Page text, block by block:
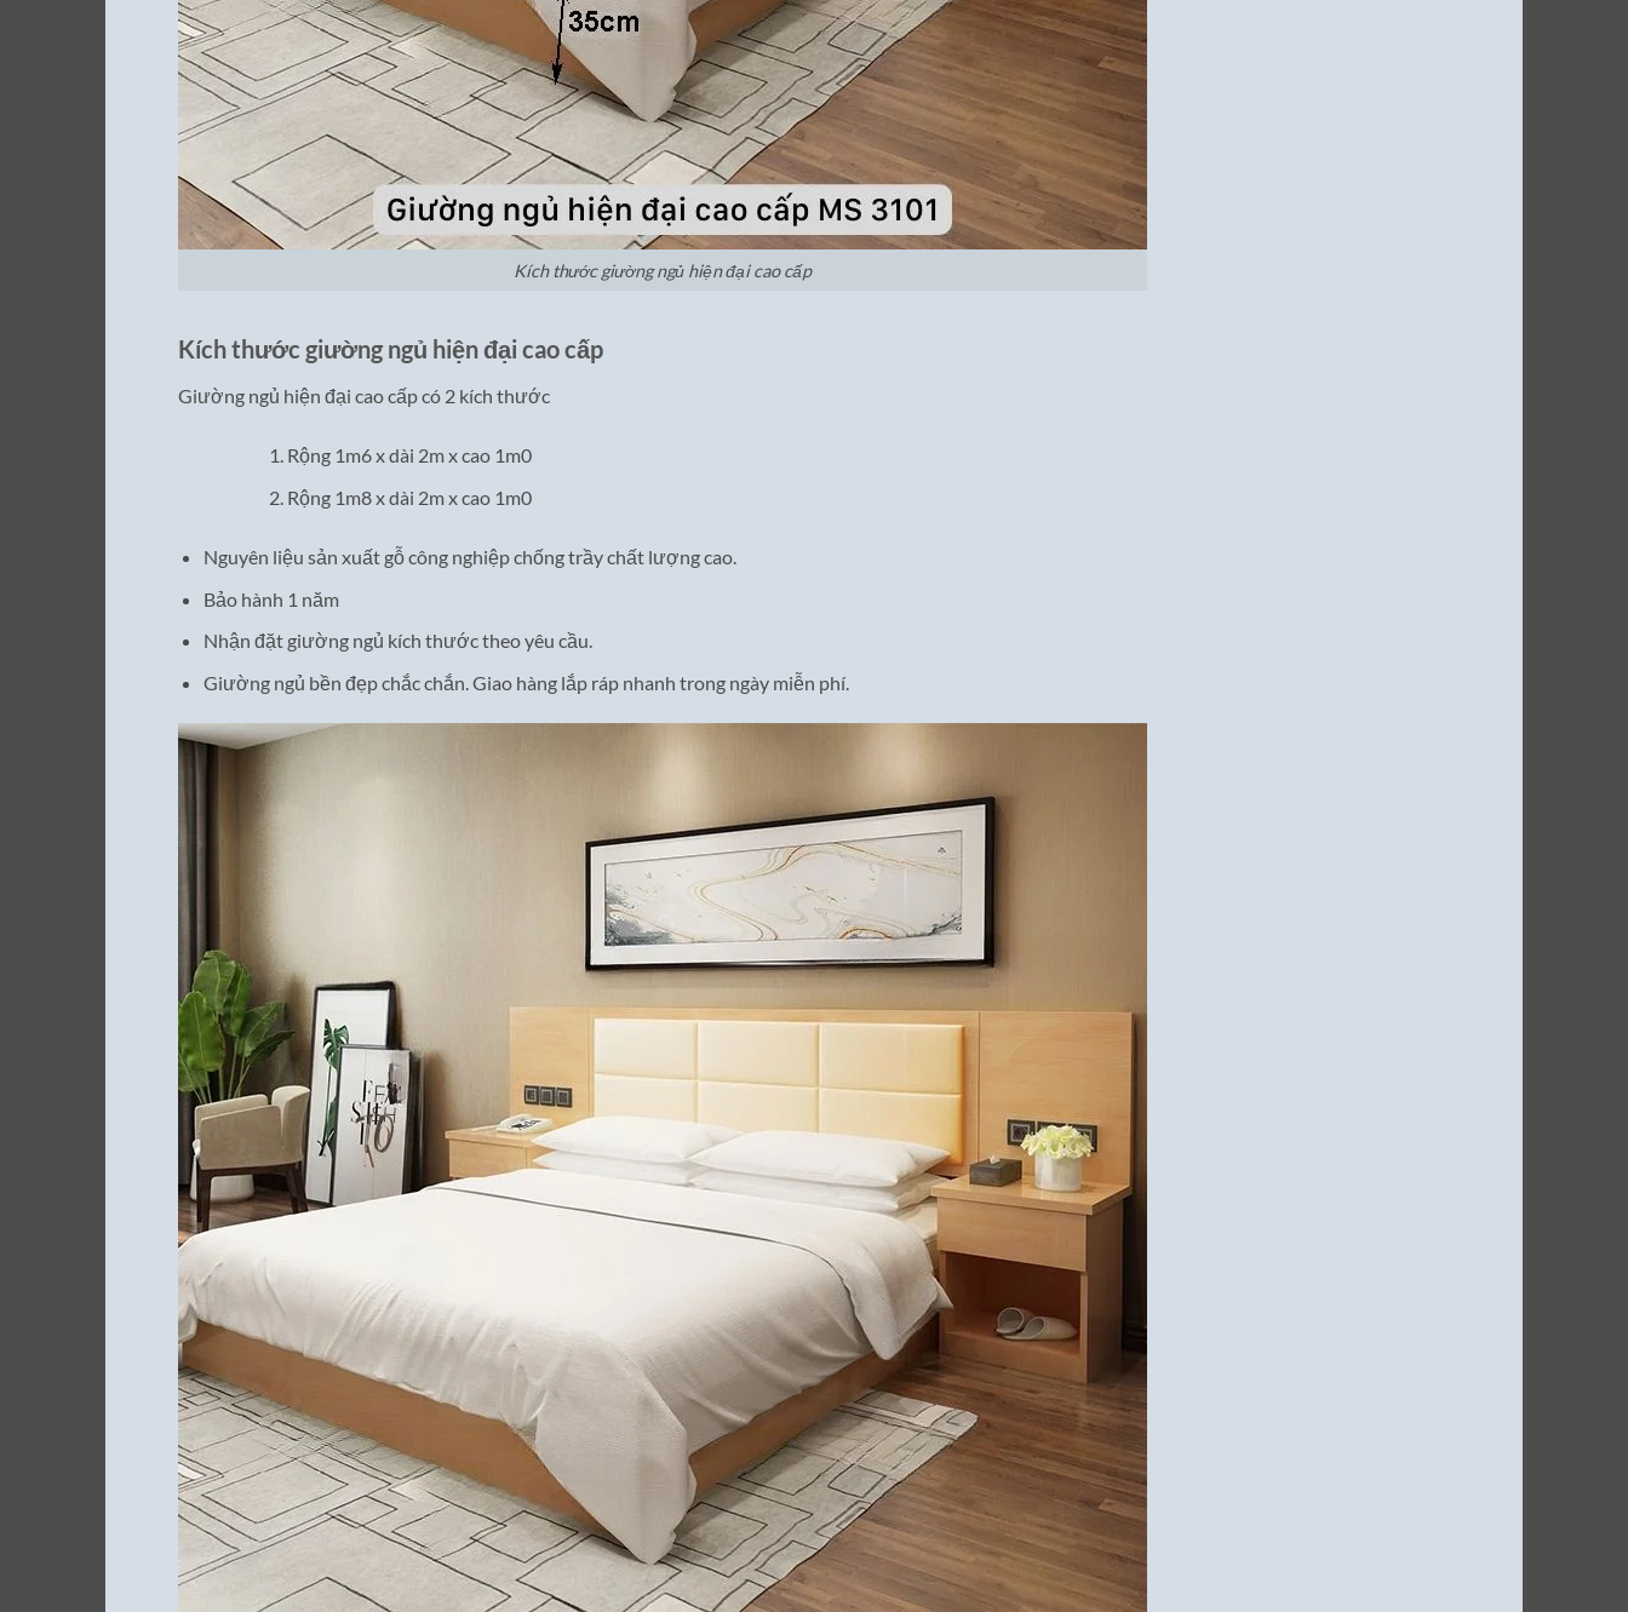
Kích thước giường ngủ hiện đại cao cấp
Kích thước giường ngủ hiện đại cao cấp
Giường ngủ hiện đại cao cấp có 2 kích thước
Rộng 1m6 x dài 2m x cao 1m0
Rộng 1m8 x dài 2m x cao 1m0
Nguyên liệu sản xuất gỗ công nghiệp chống trầy chất lượng cao.
Bảo hành 1 năm
Nhận đặt giường ngủ kích thước theo yêu cầu.
Giường ngủ bền đẹp chắc chắn. Giao hàng lắp ráp nhanh trong ngày miễn phí.